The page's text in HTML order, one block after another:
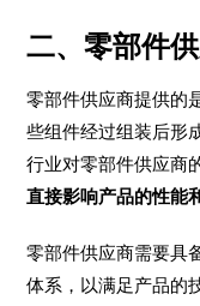
二、零部件
零部件供应商提供的
些组件经过组装后形
行业对零部件供应商
直接影响产品的性能
零部件供应商需要具
体系，以满足产品的